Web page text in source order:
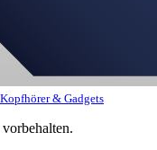
& Gadgets